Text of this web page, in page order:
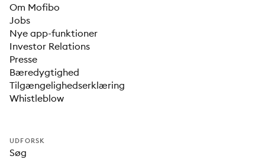
Om Mofibo
Jobs
Nye app-funktioner
Investor Relations
Presse
Bæredygtighed
Tilgængelighedserklæring
Whistleblow
UDFORSK
Søg